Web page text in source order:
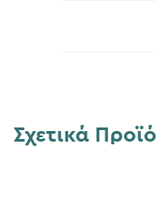
Σχετικά